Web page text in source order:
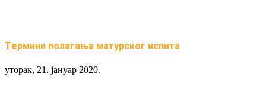
Tермини полагања матурског испита
уторак, 21. јануар 2020.